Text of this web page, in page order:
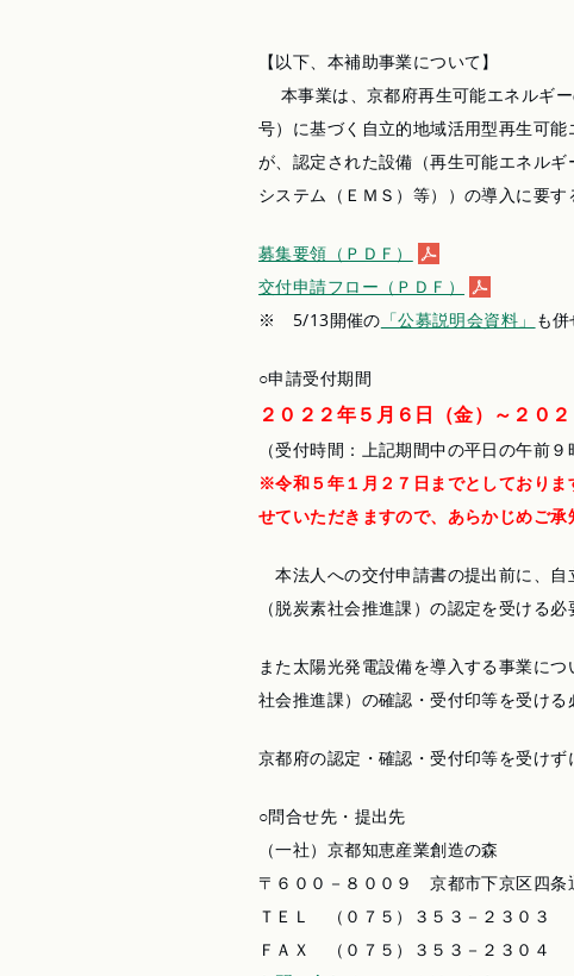
【以下、本補助事業について】
本事業は、京都府再生可能エネルギ
号）に基づく自立的地域活用型再生可
が、認定された設備（再生可能エネル
システム（ＥＭＳ）等））の導入に要す
募集要領（ＰＤＦ）
交付申請フロー（ＰＤＦ）
※ 5/13開催の 「公募説明会資料」 も
○申請受付期間
２０２２年５月６日（金）～２
（受付時間：上記期間中の平日の午前
※令和５年１月２７日までとしており
せていただきますので、あらかじめご承
本法人への交付申請書の提出前に、
（脱炭素社会推進課）の認定を受ける必
また太陽光発電設備を導入する事業に
社会推進課）の確認・受付印等を受ける
京都府の認定・確認・受付印等を受け
○問合せ先・提出先
（一社）京都知恵産業創造の森
〒６００－８００９ 京都市下京区四
ＴＥＬ （０７５）３５３－２３０３
ＦＡＸ （０７５）３５３－２３０４